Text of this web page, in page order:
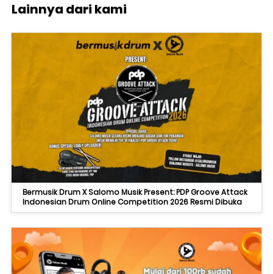
Lainnya dari kami
Bermusik Drum X Salomo Musik Present: PDP Groove Attack
Indonesian Drum Online Competition 2026 Resmi Dibuka